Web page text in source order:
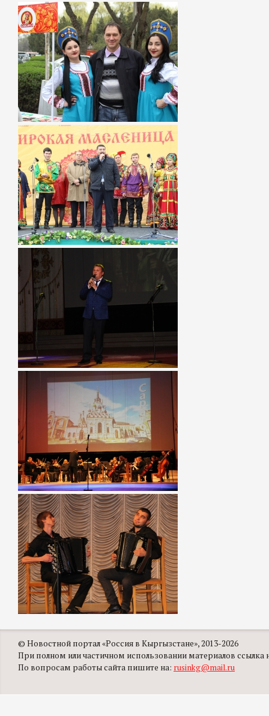
© Новостной портал «Россия в Кыргызстане», 2013-2026
При полном или частичном использовании материалов ссылка
По вопросам работы сайта пишите на: rusinkg@mail.ru